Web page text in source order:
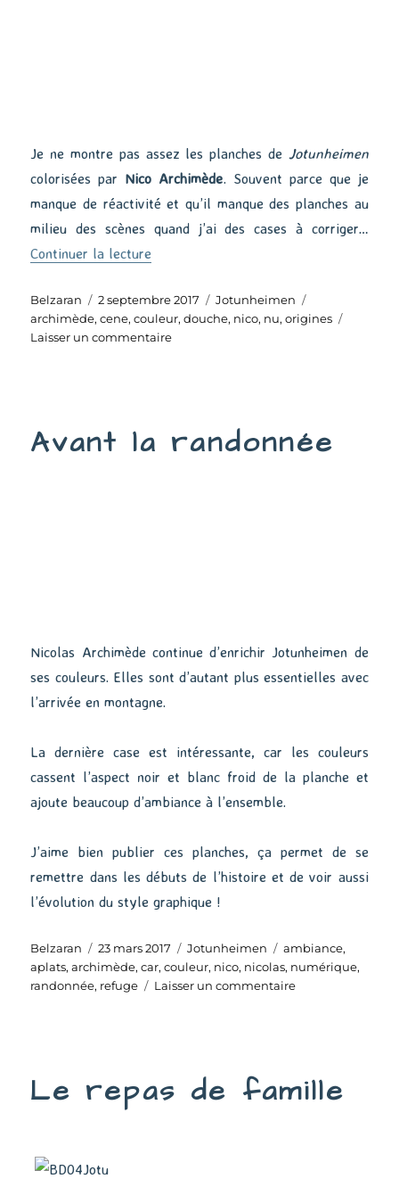
Je ne montre pas assez les planches de Jotunheimen
colorisées par Nico Archimède. Souvent parce que je
manque de réactivité et qu’il manque des planches au
milieu des scènes quand j’ai des cases à corriger…
Continuer la lecture
Auteur
Belzaran
Publié
le
2 septembre 2017 Catégories
Jotunheimen
archimède,cene,couleur,douche, nico, nu,origines
Laisser un commentairesur
Avant la randonnée
Nicolas Archimède continue d’enrichir Jotunheimen de
ses couleurs. Elles sont d’autant plus essentielles avec
l’arrivée en montagne.
La dernière case est intéressante, car les couleurs
cassent l’aspect noir et blanc froid de la planche et
ajoute beaucoup d’ambiance à l’ensemble.
J’aime bien publier ces planches, ça permet de se
remettre dans les débuts de l’histoire et de voir aussi
l’évolution du style graphique !
Auteur
Belzaran
Publié
le
23 mars 2017 Catégories
Jotunheimen Étiquettes
ambiance,
aplats,archimède,car,couleur, nico, nicolas, numérique,
randonnée, refuge Laisser un commentairesur
Le repas de famille